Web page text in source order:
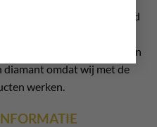
producten ontzettend
en andere producten zijn
diamant omdat wij met de
werken.